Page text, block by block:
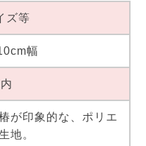
ズ等
幅
が印象的な、ポリエ
地。